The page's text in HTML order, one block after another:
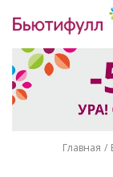
Главная